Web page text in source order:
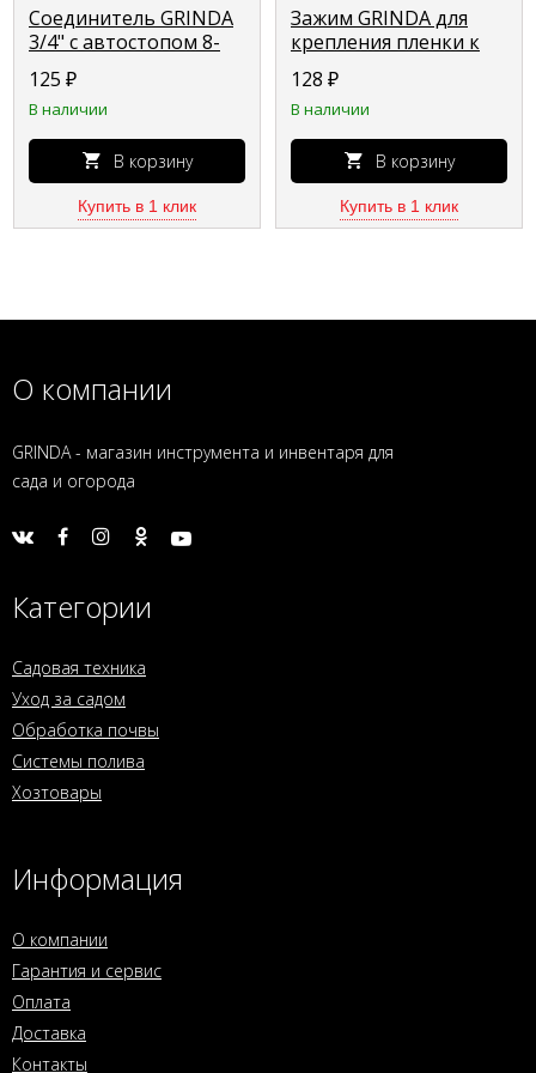
Соединитель GRINDA
3/4" с автостопом 8-
426330_z01
125 ₽
В наличии
В корзину
Купить в 1 клик
Зажим GRINDA для
крепления пленки к
каркасу парника, d=12
мм, цвет белый, 20 шт
422317-12
128 ₽
В наличии
В корзину
Купить в 1 клик
О компании
GRINDA - магазин инструмента и инвентаря для
сада и огорода
Категории
Садовая техника
Уход за садом
Обработка почвы
Системы полива
Хозтовары
Информация
О компании
Гарантия и сервис
Оплата
Доставка
Контакты